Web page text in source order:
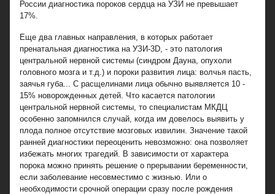
России диагностика пороков сердца на УЗИ не превышает
17%.
Еще два главных направления, в которых работает
пренатальная диагностика на УЗИ-3D, - это патология
центральной нервной системы (синдром Дауна, опухоли
головного мозга и т.д.) и пороки развития лица: волчья пасть,
заячья губа... С расщелинами лица обычно выявляется 10 -
15% новорожденных детей. Что касается патологии
центральной нервной системы, то специалистам МКДЦ
особенно запомнился случай, когда им довелось выявить у
плода полное отсутствие мозговых извилин. Значение такой
ранней диагностики переоценить невозможно: она позволяет
избежать многих трагедий. В зависимости от характера
порока можно принять решение о прерывании беременности,
если заболевание несовместимо с жизнью. Или о
необходимости срочной операции сразу после рождения